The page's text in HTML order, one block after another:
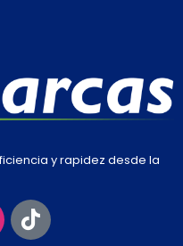
y rapidez desde la